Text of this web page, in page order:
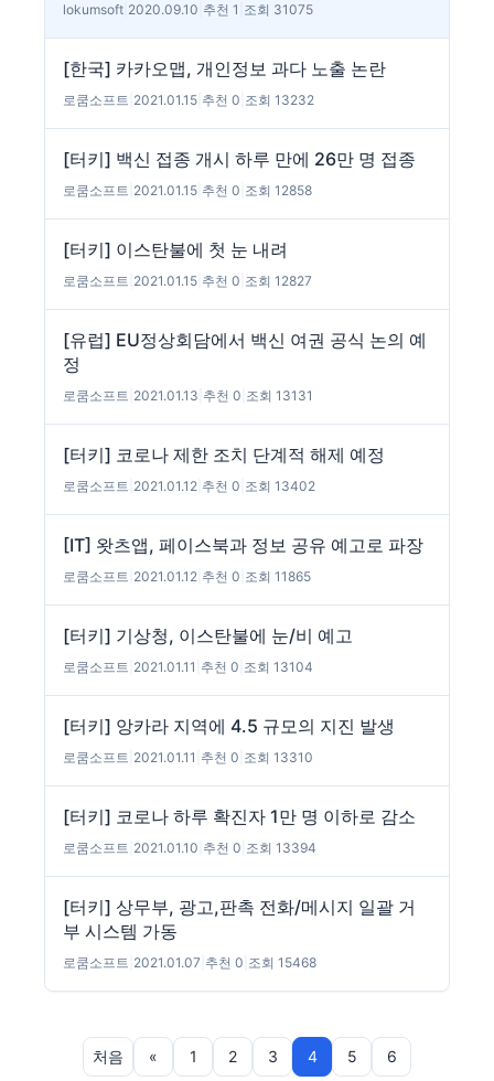
lokumsoft 2020.09.10 추천 1 조회 31075
[한국] 카카오맵, 개인정보 과다 노출 논란
로쿰소프트 2021.01.15 추천 0 조회 13232
[터키] 백신 접종 개시 하루 만에 26만 명 접종
로쿰소프트 2021.01.15 추천 0 조회 12858
[터키] 이스탄불에 첫 눈 내려
로쿰소프트 2021.01.15 추천 0 조회 12827
[유럽] EU정상회담에서 백신 여권 공식 논의 예
정
로쿰소프트 2021.01.13 추천 0 조회 13131
[터키] 코로나 제한 조치 단계적 해제 예정
로쿰소프트 2021.01.12 추천 0 조회 13402
[IT] 왓츠앱, 페이스북과 정보 공유 예고로 파장
로쿰소프트 2021.01.12 추천 0 조회 11865
[터키] 기상청, 이스탄불에 눈/비 예고
로쿰소프트 2021.01.11 추천 0 조회 13104
[터키] 앙카라 지역에 4.5 규모의 지진 발생
로쿰소프트 2021.01.11 추천 0 조회 13310
[터키] 코로나 하루 확진자 1만 명 이하로 감소
로쿰소프트 2021.01.10 추천 0 조회 13394
[터키] 상무부, 광고,판촉 전화/메시지 일괄 거
부 시스템 가동
로쿰소프트 2021.01.07 추천 0 조회 15468
처음 « 1 2 3 4 5 6